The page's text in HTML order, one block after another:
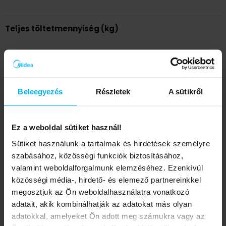
Beleegyezés Részletek A sütikről
Ez a weboldal sütiket használ!
Sütiket használunk a tartalmak és hirdetések személyre
szabásához, közösségi funkciók biztosításához,
valamint weboldalforgalmunk elemzéséhez. Ezenkívül
közösségi média-, hirdető- és elemező partnereinkkel
megosztjuk az Ön weboldalhasználatra vonatkozó
adatait, akik kombinálhatják az adatokat más olyan
adatokkal, amelyeket Ön adott meg számukra vagy az
Teljes töltetmennyiség (kg)
Lábtávolság (mm)
EVO1-035-OU Evo kültéri (R32, 3,5 kW)